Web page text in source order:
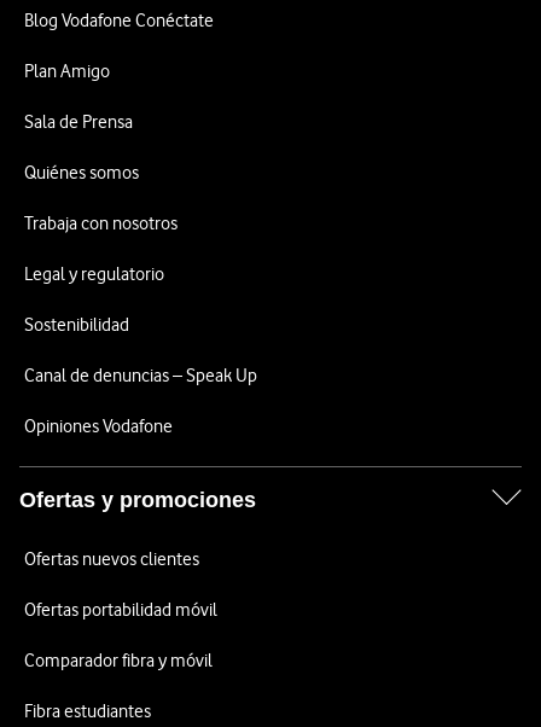
Blog Vodafone Conéctate
Plan Amigo
Sala de Prensa
Quiénes somos
Trabaja con nosotros
Legal y regulatorio
Sostenibilidad
Canal de denuncias – Speak Up
Opiniones Vodafone
Ofertas y promociones
Ofertas nuevos clientes
Ofertas portabilidad móvil
Comparador fibra y móvil
Fibra estudiantes